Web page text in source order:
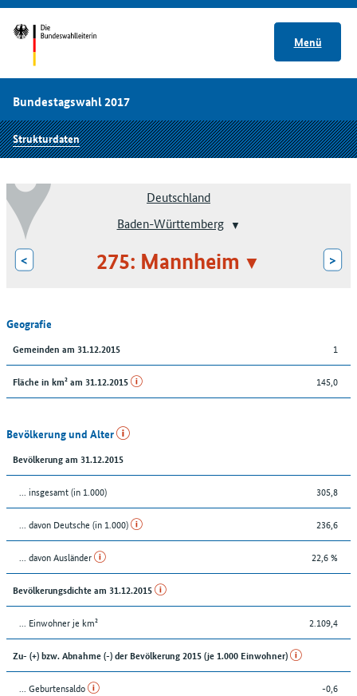
Menü
Bundestagswahl 2017
Strukturdaten
Deutschland
Baden-Württemberg
< 275: Mannheim >
Geografie
Gemeinden am 31.12.2015 1
Fläche in km² am 31.12.2015 145,0
Bevölkerung und Alter
Bevölkerung am 31.12.2015
... insgesamt (in 1.000) 305,8
... davon Deutsche (in 1.000) 236,6
... davon Ausländer 22,6 %
Bevölkerungsdichte am 31.12.2015
... Einwohner je km² 2.109,4
Zu- (+) bzw. Abnahme (-) der Bevölkerung 2015 (je 1.000 Einwohner)
... Geburtensaldo -0,6